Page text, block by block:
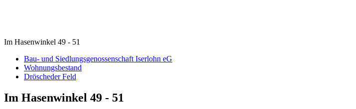
Im Hasenwinkel 49 - 51
Bau- und Siedlungsgenossenschaft Iserlohn eG
Wohnungsbestand
Dröscheder Feld
Im Hasenwinkel 49 - 51